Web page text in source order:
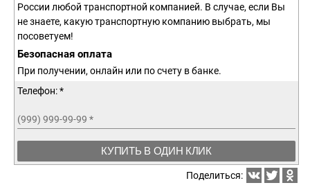
России любой транспортной компанией. В случае, если Вы
не знаете, какую транспортную компанию выбрать, мы
посоветуем!
Безопасная оплата
При получении, онлайн или по счету в банке.
Телефон: *
(999) 999-99-99 *
КУПИТЬ В ОДИН КЛИК
Поделиться: